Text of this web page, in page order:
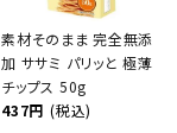
素材そのまま 完全無添
加 ササミ パリッと 極薄
チップス 50g
437円 (税込)